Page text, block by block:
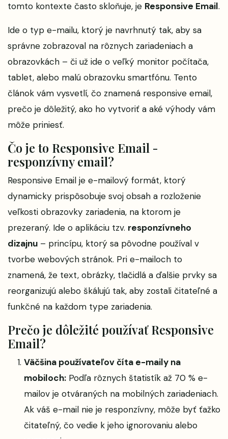
tomto kontexte často skloňuje, je Responsive Email.
Ide o typ e-mailu, ktorý je navrhnutý tak, aby sa
správne zobrazoval na rôznych zariadeniach a
obrazovkách – či už ide o veľký monitor počítača,
tablet, alebo malú obrazovku smartfónu. Tento
článok vám vysvetlí, čo znamená responsive email,
prečo je dôležitý, ako ho vytvoriť a aké výhody vám
môže priniesť.
Čo je to Responsive Email -
responzívny email?
Responsive Email je e-mailový formát, ktorý
dynamicky prispôsobuje svoj obsah a rozloženie
veľkosti obrazovky zariadenia, na ktorom je
prezeraný. Ide o aplikáciu tzv. responzívneho
dizajnu – princípu, ktorý sa pôvodne používal v
tvorbe webových stránok. Pri e-mailoch to
znamená, že text, obrázky, tlačidlá a ďalšie prvky sa
reorganizujú alebo škálujú tak, aby zostali čitateľné a
funkčné na každom type zariadenia.
Prečo je dôležité používať Responsive
Email?
Väčšina používateľov číta e-maily na
mobiloch: Podľa rôznych štatistík až 70 % e-
mailov je otváraných na mobilných zariadeniach.
Ak váš e-mail nie je responzívny, môže byť ťažko
čitateľný, čo vedie k jeho ignorovaniu alebo